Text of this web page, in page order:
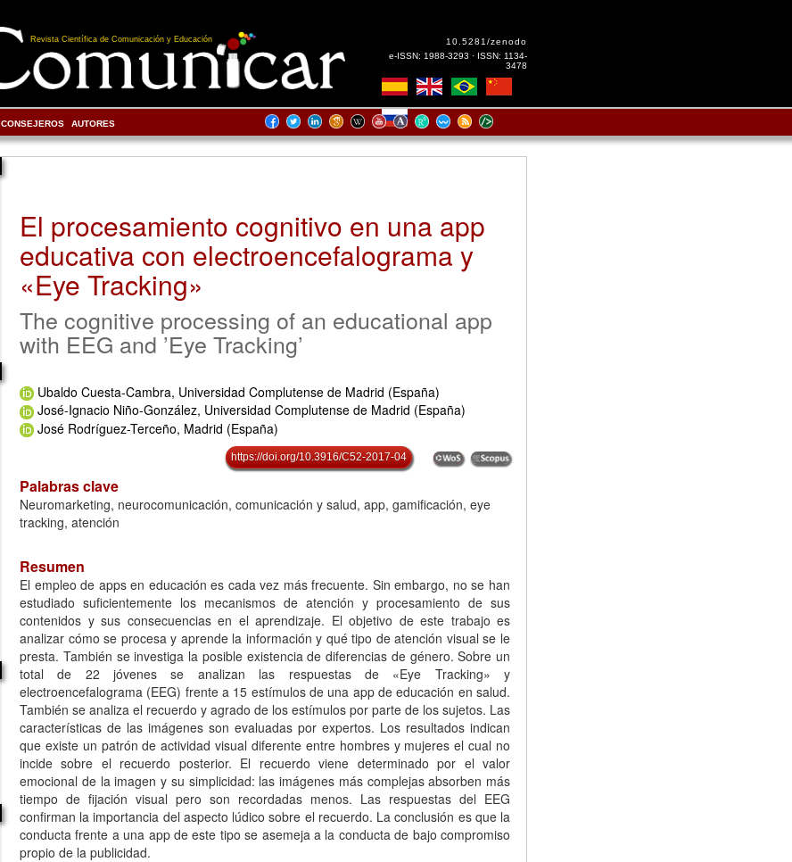
Revista Científica de Comunicación y Educación
10.5281/zenodo
e-ISSN: 1988-3293 · ISSN: 1134-
3478
CONSEJEROS AUTORES
El procesamiento cognitivo en una app
educativa con electroencefalograma y
«Eye Tracking»
The cognitive processing of an educational app
with EEG and ’Eye Tracking’
Ubaldo Cuesta-Cambra, Universidad Complutense de Madrid (España)
José-Ignacio Niño-González, Universidad Complutense de Madrid (España)
José Rodríguez-Terceño, Madrid (España)
https://doi.org/10.3916/C52-2017-04
Palabras clave
Neuromarketing, neurocomunicación, comunicación y salud, app, gamificación, eye
tracking, atención
Resumen
El empleo de apps en educación es cada vez más frecuente. Sin embargo, no se han
estudiado suficientemente los mecanismos de atención y procesamiento de sus
contenidos y sus consecuencias en el aprendizaje. El objetivo de este trabajo es
analizar cómo se procesa y aprende la información y qué tipo de atención visual se le
presta. También se investiga la posible existencia de diferencias de género. Sobre un
total de 22 jóvenes se analizan las respuestas de «Eye Tracking» y
electroencefalograma (EEG) frente a 15 estímulos de una app de educación en salud.
También se analiza el recuerdo y agrado de los estímulos por parte de los sujetos. Las
características de las imágenes son evaluadas por expertos. Los resultados indican
que existe un patrón de actividad visual diferente entre hombres y mujeres el cual no
incide sobre el recuerdo posterior. El recuerdo viene determinado por el valor
emocional de la imagen y su simplicidad: las imágenes más complejas absorben más
tiempo de fijación visual pero son recordadas menos. Las respuestas del EEG
confirman la importancia del aspecto lúdico sobre el recuerdo. La conclusión es que la
conducta frente a una app de este tipo se asemeja a la conducta de bajo compromiso
propio de la publicidad.